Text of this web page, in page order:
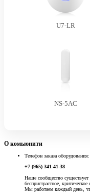
U7-LR
NS-5AC
О комьюнити
Телефон заказа оборудования:
+7 (965) 341-41-38
Наше сообщество
беспристрастное,
Мы работаем каждый день,